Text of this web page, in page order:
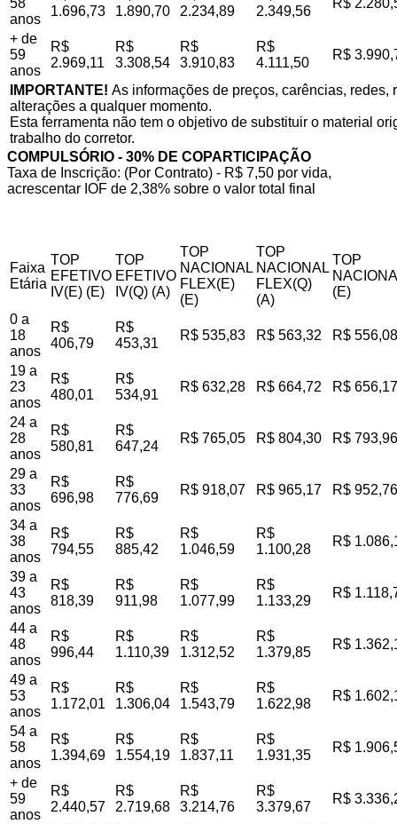
58
anos
1.696,73
1.890,70
2.234,89
2.349,56
R$
+ de
59
anos
R$
2.969,11
R$
3.308,54
R$
3.910,83
R$
4.111,50
R$
IMPORTANTE! As informações de preços, carências,
alterações a qualquer momento.
Esta ferramenta não tem o objetivo de substituir o material
trabalho do corretor.
COMPULSÓRIO - 30% DE COPARTICIPAÇÃO
Taxa de Inscrição: (Por Contrato) - R$ 7,50 por vida,
acrescentar IOF de 2,38% sobre o valor total final
Faixa
Etária
TOP
EFETIVO
IV(E) (E)
TOP
EFETIVO
IV(Q) (A)
TOP
NACIONAL
FLEX(E)
(E)
TOP
NACIONAL
FLEX(Q)
(A)
TOP
(E)
0 a
18
anos
R$
406,79
R$
453,31
R$ 535,83 R$ 563,32 R$ 556,08
19 a
23
anos
R$
480,01
R$
534,91
R$ 632,28 R$ 664,72 R$ 656,17
24 a
28
anos
R$
580,81
R$
647,24
R$ 765,05 R$ 804,30 R$ 793,96
29 a
33
anos
R$
696,98
R$
776,69
R$ 918,07 R$ 965,17 R$ 952,76
34 a
38
anos
R$
794,55
R$
885,42
R$
1.046,59
R$
1.100,28
R$
39 a
43
anos
R$
818,39
R$
911,98
R$
1.077,99
R$
1.133,29
R$
44 a
48
anos
R$
996,44
R$
1.110,39
R$
1.312,52
R$
1.379,85
R$
49 a
53
anos
R$
1.172,01
R$
1.306,04
R$
1.543,79
R$
1.622,98
R$
54 a
58
anos
R$
1.394,69
R$
1.554,19
R$
1.837,11
R$
1.931,35
R$
+ de
59
anos
R$
2.440,57
R$
2.719,68
R$
3.214,76
R$
3.379,67
R$